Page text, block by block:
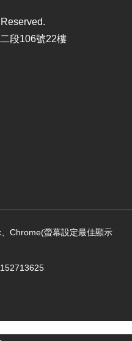
段106號22樓
Chrome(螢幕設定最佳顯示